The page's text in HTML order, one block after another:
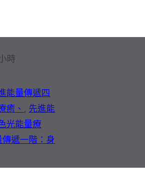
時
能量傳遞四
癒
, 先進能
光能量療
傳遞一階：身